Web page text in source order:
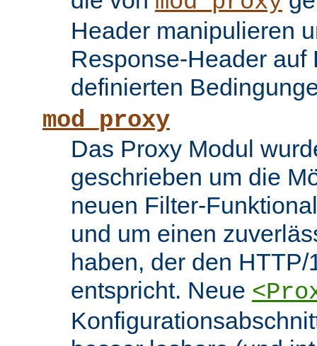
Header manipulieren
Response-Header auf
definierten
mod_proxy
Das Proxy Modul
geschrieben um die
neuen Filter-
und um einen
haben, der den
entspricht. Neue